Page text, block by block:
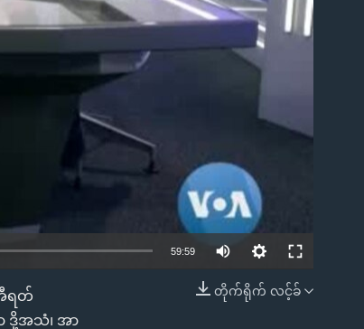
EMBED
59:59
တိုက်ရိုက် လင့်ခ်
အီရတ်
ဒို့အသံ၊ အာ